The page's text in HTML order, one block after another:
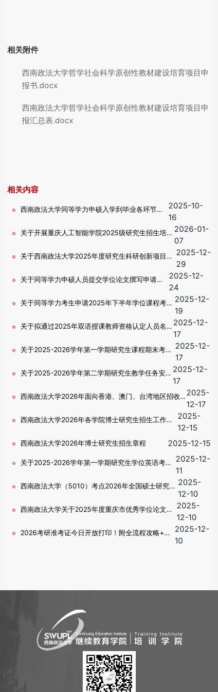
相关附件
西南政法大学哲学社会科学原创性教材建设培育项目申
报书.docx
西南政法大学哲学社会科学原创性教材建设培育项目申
报汇总表.docx
相关内容
西南政法大学同等学力申硕入学到毕业各环节介
2025-10-
16
关于开展重庆人工智能学院2025级研究生招生培养
工作的通知
2026-01-
07
关于西南政法大学2025年度研究生科研创新项目拟
立项名单的公示
2025-12-
29
关于同等学力申硕人员提交学位论文撰写申请的
2025-12-
24
关于同等学力考生申请2025年下半年学位课程考试
查分的通知
2025-12-
19
关于拟通过2025年双语授课教师资格认定人员名
单的公示
2025-12-
17
关于2025-2026学年第一学期研究生课程期末考试
安排的通知
2025-12-
17
关于2025-2026学年第二学期研究生教学任务安排
的通知
2025-12-
17
西南政法大学2026年面向香港、澳门、台湾地区招收
博士、硕士研究生简章、专业目录、参考范围
2025-
12-17
西南政法大学2026年各学院博士研究生招生工作实
施细则（第一批）
2025-
12-15
西南政法大学2026年博士研究生招生章程 2025-12-15
关于2025-2026学年第一学期研究生学位英语考试
安排的通知
2025-12-
11
西南政法大学（5010）考点2026年全国硕士研究生
招生考试考生须知
2025-
12-10
西南政法大学关于2025年度重庆市优秀学位论文拟
推荐名单的公示
2025-
12-10
2026考研准考证今日开放打印！附全流程攻略+备
2025-12-
10